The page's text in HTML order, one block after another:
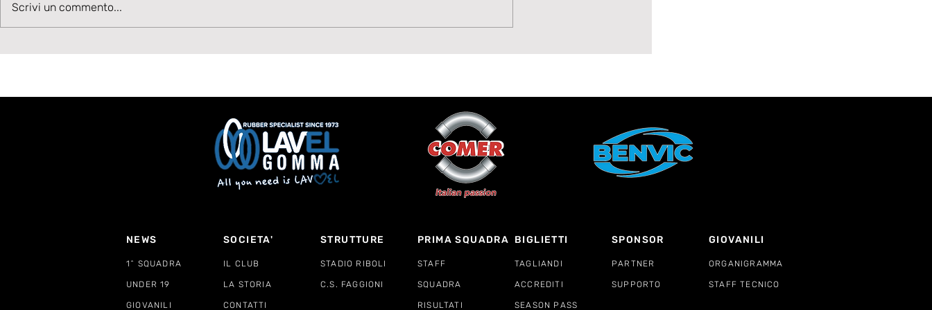
Talento in accelerazione:
Scrivi un commento...
NEWS SOCIETA' STRUTTURE PRIMA SQUADRA BIGLIETTI SPONSOR
1^ SQUADRA IL CLUB STADIO RIBOLI STAFF TAGLIANDI PARTNER
UNDER 19 LA STORIA C.S. FAGGIONI SQUADRA ACCREDITI SUPPORTO
GIOVANILI CONTATTI RISULTATI SEASON PASS
GIOVANILI
ORGANIGRAMMA
STAFF TECNICO